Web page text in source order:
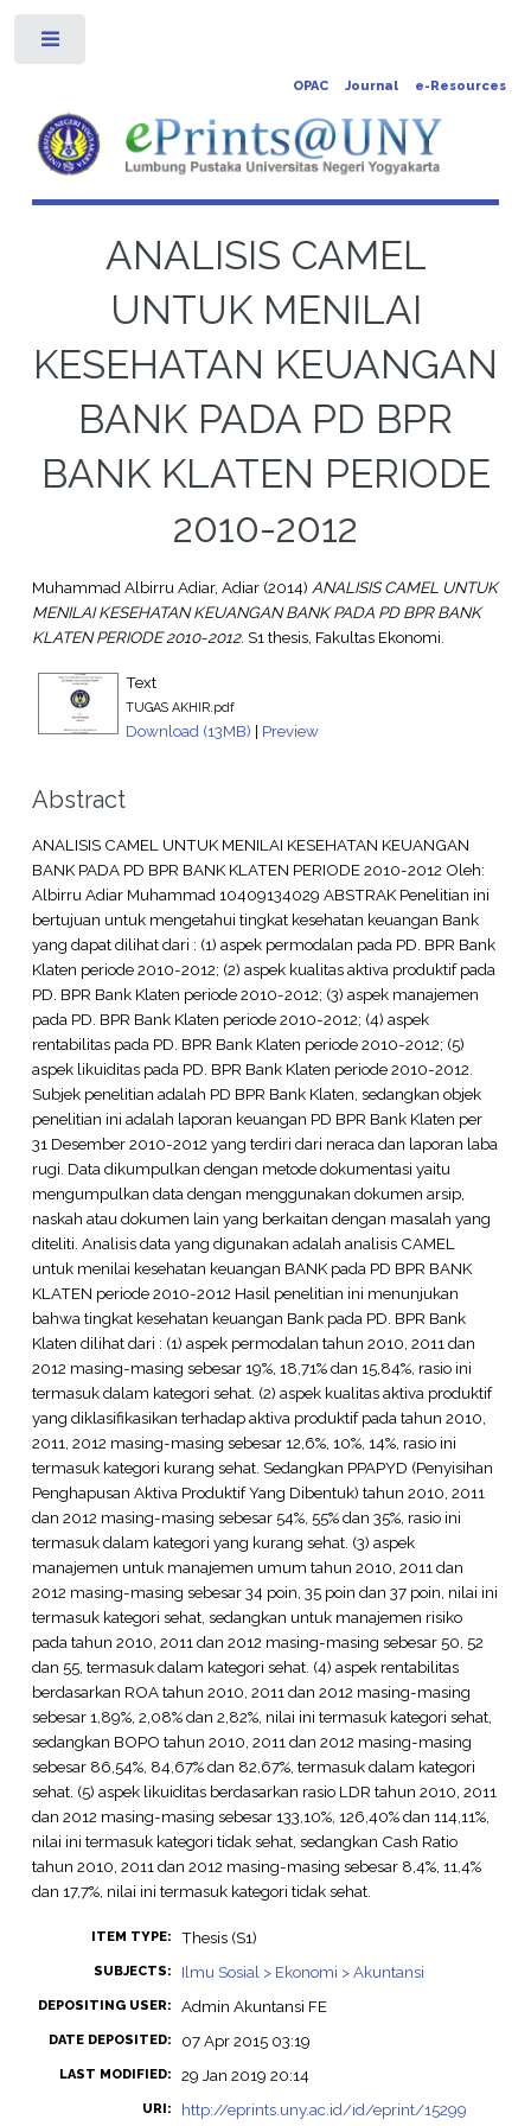
OPAC Journal e-Resources
ANALISIS CAMEL
UNTUK MENILAI
KESEHATAN KEUANGAN
BANK PADA PD BPR
BANK KLATEN PERIODE
2010-2012
Muhammad Albirru Adiar, Adiar(2014) ANALISIS CAMEL UNTUK
MENILAI KESEHATAN KEUANGAN BANK PADA PD BPR BANK
KLATEN PERIODE 2010-2012. S1 thesis, Fakultas Ekonomi.
Text
TUGAS AKHIR.pdf
Download (13MB) | Preview
Abstract
ANALISIS CAMEL UNTUK MENILAI KESEHATAN KEUANGAN
BANK PADA PD BPR BANK KLATEN PERIODE 2010-2012 Oleh:
Albirru Adiar Muhammad 10409134029 ABSTRAK Penelitian ini
bertujuan untuk mengetahui tingkat kesehatan keuangan Bank
yang dapat dilihat dari : (1) aspek permodalan pada PD. BPR Bank
Klaten periode 2010-2012; (2) aspek kualitas aktiva produktif pada
PD. BPR Bank Klaten periode 2010-2012; (3) aspek manajemen
pada PD. BPR Bank Klaten periode 2010-2012; (4) aspek
rentabilitas pada PD. BPR Bank Klaten periode 2010-2012; (5)
aspek likuiditas pada PD. BPR Bank Klaten periode 2010-2012.
Subjek penelitian adalah PD BPR Bank Klaten, sedangkan objek
penelitian ini adalah laporan keuangan PD BPR Bank Klaten per
31 Desember 2010-2012 yang terdiri dari neraca dan laporan laba
rugi. Data dikumpulkan dengan metode dokumentasi yaitu
mengumpulkan data dengan menggunakan dokumen arsip,
naskah atau dokumen lain yang berkaitan dengan masalah yang
diteliti. Analisis data yang digunakan adalah analisis CAMEL
untuk menilai kesehatan keuangan BANK pada PD BPR BANK
KLATEN periode 2010-2012 Hasil penelitian ini menunjukan
bahwa tingkat kesehatan keuangan Bank pada PD. BPR Bank
Klaten dilihat dari : (1) aspek permodalan tahun 2010, 2011 dan
2012 masing-masing sebesar 19%, 18,71% dan 15,84%, rasio ini
termasuk dalam kategori sehat. (2) aspek kualitas aktiva produktif
yang diklasifikasikan terhadap aktiva produktif pada tahun 2010,
2011, 2012 masing-masing sebesar 12,6%, 10%, 14%, rasio ini
termasuk kategori kurang sehat. Sedangkan PPAPYD (Penyisihan
Penghapusan Aktiva Produktif Yang Dibentuk) tahun 2010, 2011
dan 2012 masing-masing sebesar 54%, 55% dan 35%, rasio ini
termasuk dalam kategori yang kurang sehat. (3) aspek
manajemen untuk manajemen umum tahun 2010, 2011 dan
2012 masing-masing sebesar 34 poin, 35 poin dan 37 poin, nilai ini
termasuk kategori sehat, sedangkan untuk manajemen risiko
pada tahun 2010, 2011 dan 2012 masing-masing sebesar 50, 52
dan 55, termasuk dalam kategori sehat. (4) aspek rentabilitas
berdasarkan ROA tahun 2010, 2011 dan 2012 masing-masing
sebesar 1,89%, 2,08% dan 2,82%, nilai ini termasuk kategori sehat,
sedangkan BOPO tahun 2010, 2011 dan 2012 masing-masing
sebesar 86,54%, 84,67% dan 82,67%, termasuk dalam kategori
sehat. (5) aspek likuiditas berdasarkan rasio LDR tahun 2010, 2011
dan 2012 masing-masing sebesar 133,10%, 126,40% dan 114,11%,
nilai ini termasuk kategori tidak sehat, sedangkan Cash Ratio
tahun 2010, 2011 dan 2012 masing-masing sebesar 8,4%, 11,4%
dan 17,7%, nilai ini termasuk kategori tidak sehat.
ITEM TYPE: Thesis (S1)
SUBJECTS: Ilmu Sosial > Ekonomi > Akuntansi
DEPOSITING USER: Admin Akuntansi FE
DATE DEPOSITED: 07 Apr 2015 03:19
LAST MODIFIED: 29 Jan 2019 20:14
URI: http://eprints.uny.ac.id/id/eprint/15299